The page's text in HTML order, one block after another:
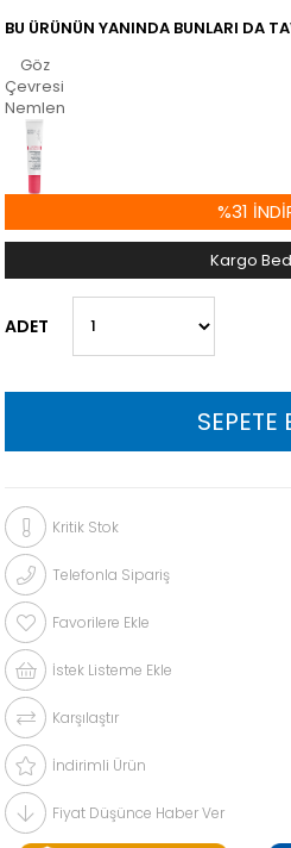
BU ÜRÜNÜN YANINDA BUNLARI DA
Göz
Çevresi
Nemlendirici
%31
Kargo
ADET
Kritik Stok
Telefonla Sipariş
Favorilere Ekle
İstek Listeme Ekle
Karşılaştır
İndirimli Ürün
Fiyat Düşünce Haber Ver